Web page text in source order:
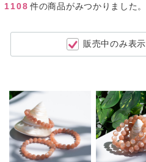
1108 件の商品がみつかりました。
販売中のみ表示